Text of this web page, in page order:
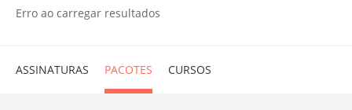
Erro ao carregar resultados
ASSINATURAS PACOTES CURSOS